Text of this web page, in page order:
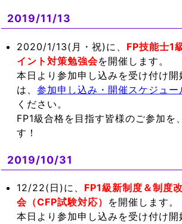
2019/11/13
2020/1/13(月・祝)に、 FP技能士1
イント対策勉強会を開催します。
本日より参加申し込みを受け付け
は、参加申し込み・開催スケジュー
ください。
FP1級合格を目指す皆様のご参加を
す！
2019/10/31
12/22(日)に、 FP1級新制度＆制度
会（CFP試験対応） を開催します。
本日より参加申し込みを受け付け